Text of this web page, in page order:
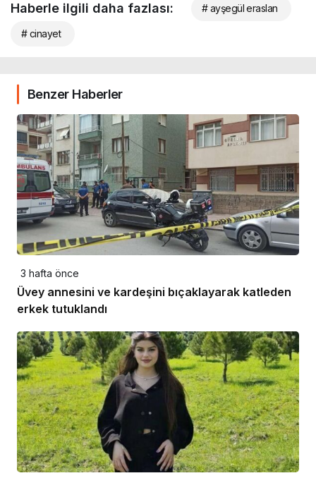
Haberle ilgili daha fazlası: # ayşegül eraslan
# cinayet
Benzer Haberler
3 hafta önce
Üvey annesini ve kardeşini bıçaklayarak katleden
erkek tutuklandı